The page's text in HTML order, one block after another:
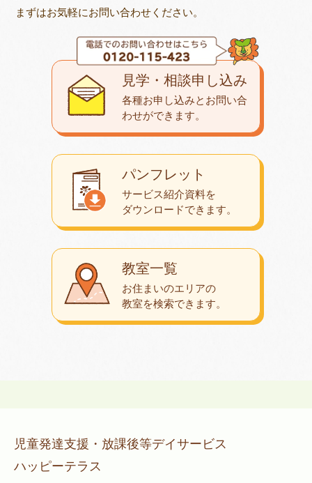
まずはお気軽にお問い合わせください。
教室一覧
お住まいのエリアの
教室を検索できます。
パンフレット
サービス紹介資料を
ダウンロードできます。
見学・相談申し込み
各種お申し込みとお問い合
わせができます。
児童発達支援・放課後等デイサービス
ハッピーテラス